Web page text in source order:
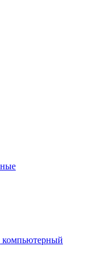
компьютерный